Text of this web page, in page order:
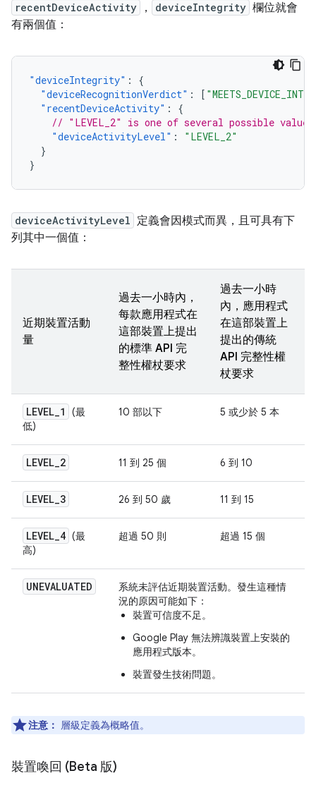
recentDeviceActivity ， deviceIntegrity 欄位就會
有兩個值：
"deviceIntegrity" :
{
"deviceRecognitionVerdict" : [
"recentDeviceActivity" :
{
// "LEVEL_2" is one of several possible
"deviceActivityLevel" :
"LEVEL_2"
}
}
deviceActivityLevel 定義會因模式而異，且可具有下
列其中一個值：
近期裝置活動
量
過去一小時內，
每款應用程式在
這部裝置上提出
的標準 API 完
整性權杖要求
過去一小時
內，應用程式
在這部裝置上
提出的傳統
API 完整性權
杖要求
LEVEL_1
(最
低)
10 部以下 5 或少於 5 本
LEVEL_2 11 到 25 個 6 到 10
LEVEL_3 26 到 50 歲 11 到 15
LEVEL_4 (最
高)
超過 50 則 超過 15 個
UNEVALUATED
系統未評估近期裝置活動。發生這種情
況的原因可能如下：
裝置可信度不足。
Google Play 無法辨識裝置上安裝的
應用程式版本。
裝置發生技術問題。
注意： 層級定義為概略值。
裝置喚回 (Beta 版)